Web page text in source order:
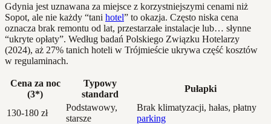
Gdynia jest uznawana za miejsce z korzystniejszymi cenami niż
Sopot, ale nie każdy “tani hotel” to okazja. Często niska cena
oznacza brak remontu od lat, przestarzałe instalacje lub… słynne
“ukryte opłaty”. Według badań Polskiego Związku Hotelarzy
(2024), aż 27% tanich hoteli w Trójmieście ukrywa część kosztów
w regulaminach.
Cena za noc
(3*)
Typowy
standard
Pułapki
130-180 zł
Podstawowy,
starsze
Brak klimatyzacji, hałas, płatny
parking